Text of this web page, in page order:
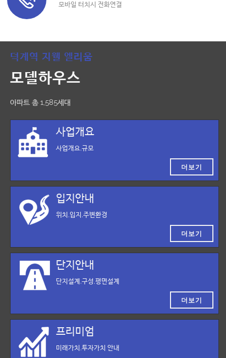
모바일 터치시 전화연결
덕계역 지웰 엘리움
모델하우스
아파트 총 1,585세대
사업개요
사업개요,규모
더보기
입지안내
위치,입지,주변환경
더보기
단지안내
단지설계,구성,평면설계
더보기
프리미엄
미래가치,투자가치 안내